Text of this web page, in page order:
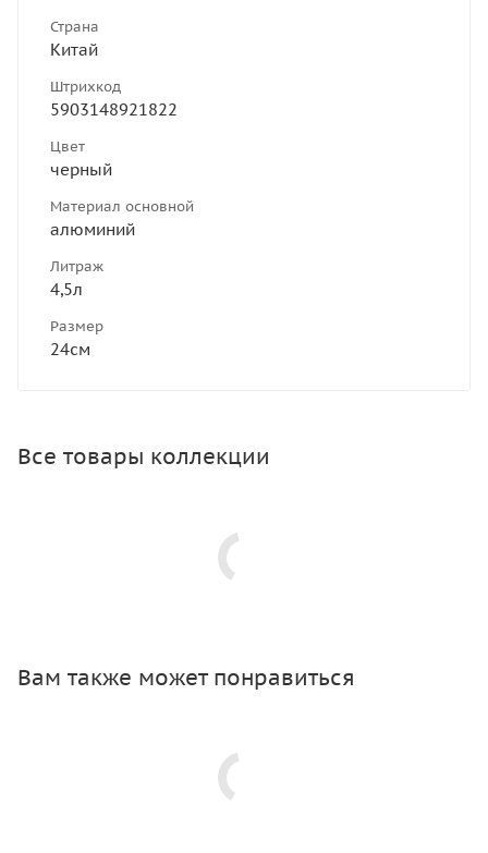
Страна
Китай
Штрихкод
5903148921822
Цвет
черный
Материал основной
алюминий
Литраж
4,5л
Размер
24см
Все товары коллекции
Вам также может понравиться